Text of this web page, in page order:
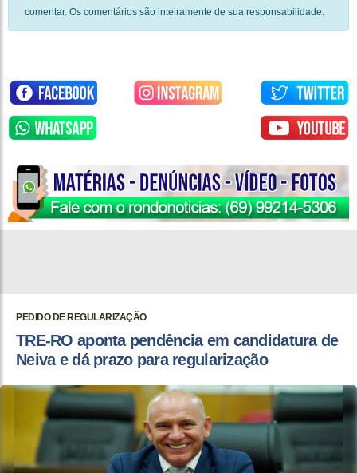
comentar. Os comentários são inteiramente de sua responsabilidade.
PEDIDO DE REGULARIZAÇÃO
TRE-RO aponta pendência em candidatura de
Neiva e dá prazo para regularização